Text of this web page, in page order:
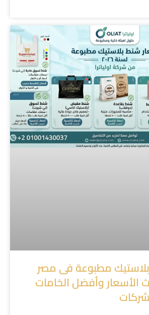
مطبوعة فى مصر
الأسعار وأفضل الخامات